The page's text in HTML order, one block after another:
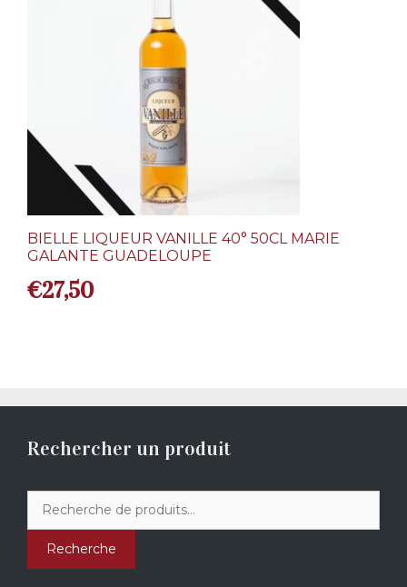
BIELLE LIQUEUR VANILLE 40° 50CL MARIE
GALANTE GUADELOUPE
€27,50
Rechercher un produit
pour :
Recherche